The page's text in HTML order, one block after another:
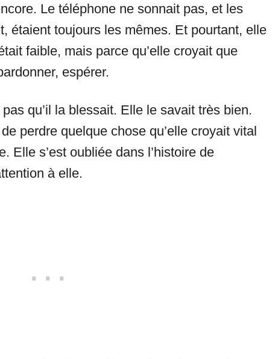
Le téléphone ne sonnait pas, et les
étaient toujours les mêmes. Et pourtant, elle
faible, mais parce qu’elle croyait que
espérer.
qu’il la blessait. Elle le savait très bien.
perdre quelque chose qu’elle croyait vital
Elle s’est oubliée dans l’histoire de
à elle.